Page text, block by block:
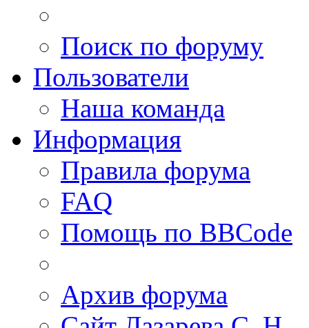
Поиск по форуму
Пользователи
Наша команда
Информация
Правила форума
FAQ
Помощь по BBCode
Архив форума